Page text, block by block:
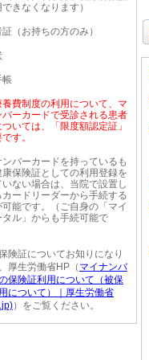
きなくなります）
（お持ちの方のみ）
帳
養費制度の利用について、マ
バーカードで受診される患者
いては、「限度額認定証」
す。
ンバーカードを持っているも
康保険証としての利用登録を
ない場合は、当院で設置し
カードリーダーから手続する
可能です。（ご自身の「マイ
タル」からも手続可能で
険証についてお知りになり
厚生労働省HP（ マイナンバ
保険証利用について（被保
について）｜厚生労働省
）をご覧ください。